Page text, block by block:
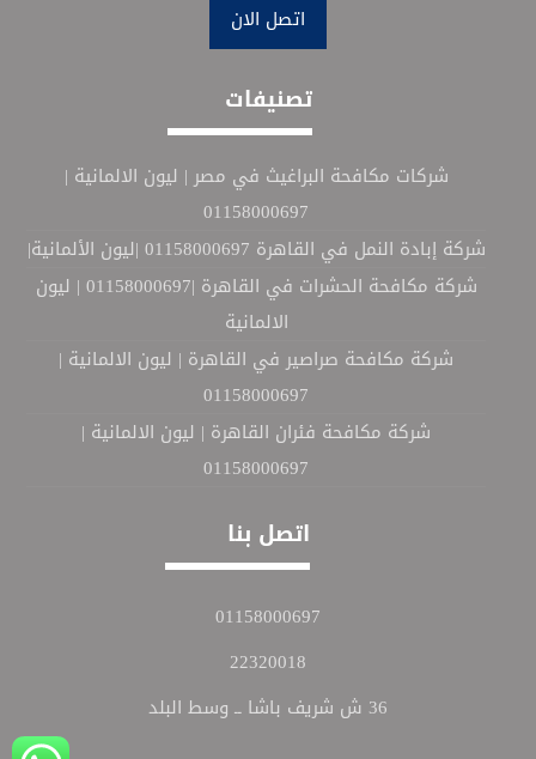
اتصل الان
تصنيفات
شركات مكافحة البراغيث في مصر | ليون الالمانية |
01158000697
شركة إبادة النمل في القاهرة 01158000697 |ليون الألمانية|
شركة مكافحة الحشرات في القاهرة |01158000697 | ليون
الالمانية
شركة مكافحة صراصير في القاهرة | ليون الالمانية |
01158000697
شركة مكافحة فئران القاهرة | ليون الالمانية |
01158000697
اتصل بنا
01158000697
22320018
36 ش شريف باشا ــ وسط البلد